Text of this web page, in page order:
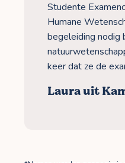
Studente
Humane
begeleiding nodig
keer dat ze de
Laura uit